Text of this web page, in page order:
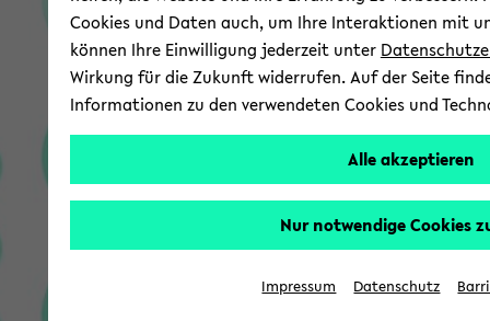
Hy­
Cookies und Daten auch, um Ihre Interaktionen mit
können Ihre Einwilligung jederzeit unter
Wirkung für die Zukunft widerrufen. Auf der Seite
Informationen zu den verwendeten Cookies und
Alle akzeptieren
Nur notwendige Cookies
Impressum Datenschutz